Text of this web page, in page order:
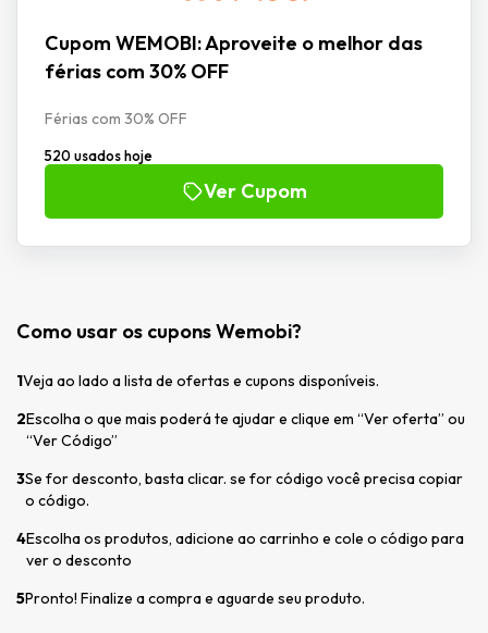
Cupom WEMOBI: Aproveite o melhor das
férias com 30% OFF
Férias com 30% OFF
520 usados hoje
Ver Cupom
Como usar os cupons Wemobi?
1Veja ao lado a lista de ofertas e cupons disponíveis.
2Escolha o que mais poderá te ajudar e clique em “Ver oferta” ou
“Ver Código”
3Se for desconto, basta clicar. se for código você precisa copiar
o código.
4Escolha os produtos, adicione ao carrinho e cole o código para
ver o desconto
5Pronto! Finalize a compra e aguarde seu produto.